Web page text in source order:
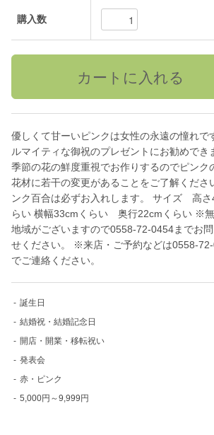
購入数
優しくて甘ーいピンクは女性の永遠の憧れで
ルマイティな御祝のプレゼントにお勧めでき
季節の花の鮮度重視でお作りするのでピンク
花材に若干の変更があることをご了解くださ
ンク百合は必ずお入れします。 サイズ 高さ
らい 横幅33cmくらい 奥行22cmくらい ※
地域がございますので0558-72-0454までお
せください。 ※来店・ご予約などは0558-72-
でご連絡ください。
- 誕生日
- 結婚祝・結婚記念日
- 開店・開業・移転祝い
- 発表会
- 赤・ピンク
- 5,000円～9,999円